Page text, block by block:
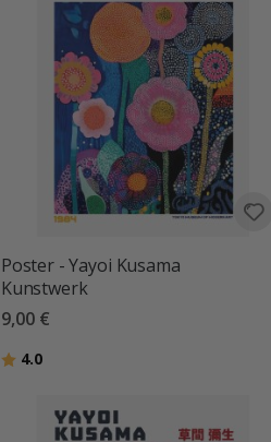
Poster - Yayoi Kusama
Kunstwerk
9,00 €
Bewertung:
4.0von 5 Sternen